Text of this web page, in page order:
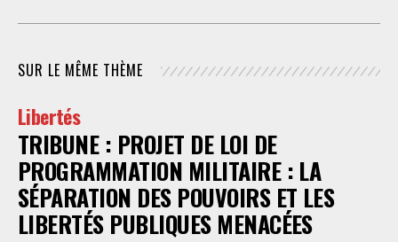
droits fondamentaux des personnes retenues et
déontologiques régissant la profession d’avocat. Ainsi,
l’assistance dont bénéficient les personnes retenues,
limitée à trois heures de permanence téléphonique
quotidienne sauf le dimanche (la présence de l’avocat
dans les locaux n’étant prévue qu’à titre exceptionnel),
vise uniquement à « expliciter la procédure dont fait
SUR LE MÊME THÈME
Libertés
TRIBUNE : PROJET DE LOI DE
PROGRAMMATION MILITAIRE : LA
SÉPARATION DES POUVOIRS ET LES
LIBERTÉS PUBLIQUES MENACÉES